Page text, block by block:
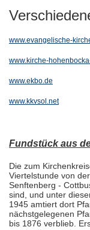
www.evangelische-
www.kirche-
www.ekbo.de
www.kkvsol.net
Fundstück aus
Die zum Kirche
Viertelstunde von
Senftenberg -
sind, und unter
1945 amtiert dort
nächstgelegenen
bis 1876 verblieb.